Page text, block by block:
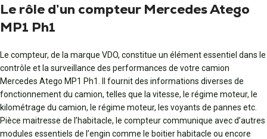
Le rôle d’un compteur Mercedes Atego
MP1 Ph1
Le compteur, de la marque VDO, constitue un élément essentiel dans le
contrôle et la surveillance des performances de votre camion
Mercedes Atego MP1 Ph1. Il fournit des informations diverses de
fonctionnement du camion, telles que la vitesse, le régime moteur, le
kilométrage du camion, le régime moteur, les voyants de pannes etc.
Pièce maitresse de l’habitacle, le compteur communique avec d’autres
modules essentiels de l’engin comme le boitier habitacle ou encore